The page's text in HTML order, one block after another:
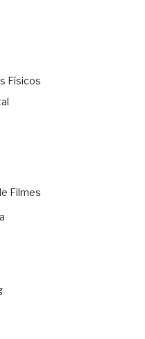
Físicos
Filmes